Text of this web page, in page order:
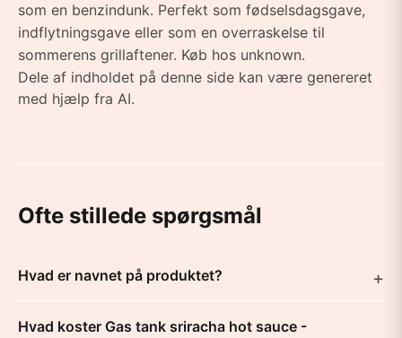
som en benzindunk. Perfekt som fødselsdagsgave,
indflytningsgave eller som en overraskelse til
sommerens grillaftener. Køb hos unknown.
Dele af indholdet på denne side kan være genereret
med hjælp fra AI.
Ofte stillede spørgsmål
Hvad er navnet på produktet?
Hvad koster Gas tank sriracha hot sauce -